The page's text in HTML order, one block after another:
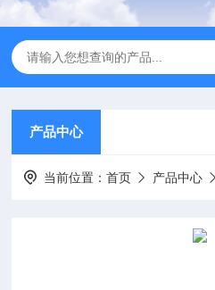
产品中心
当前位置：首页 产品中心